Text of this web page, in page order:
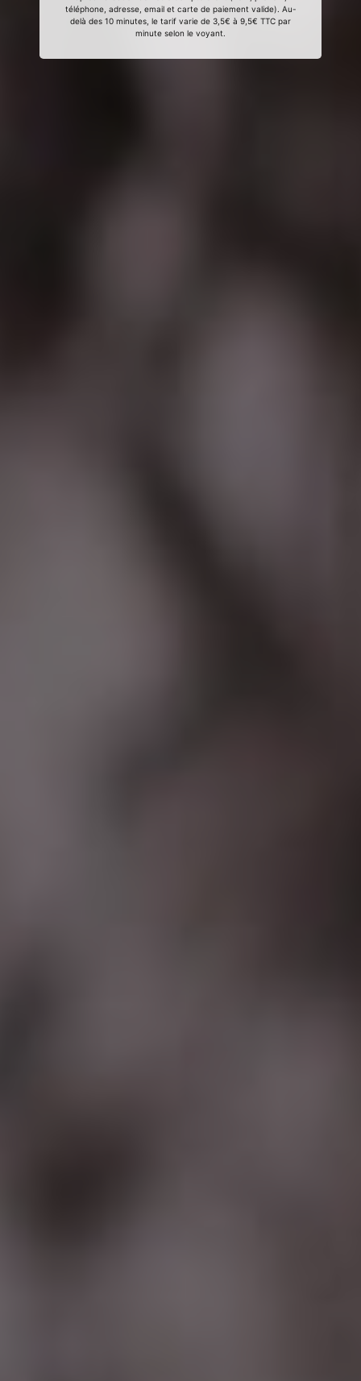
téléphone, adresse, email et carte de paiement valide). Au-
delà des 10 minutes, le tarif varie de 3,5€ à 9,5€ TTC par
minute selon le voyant.